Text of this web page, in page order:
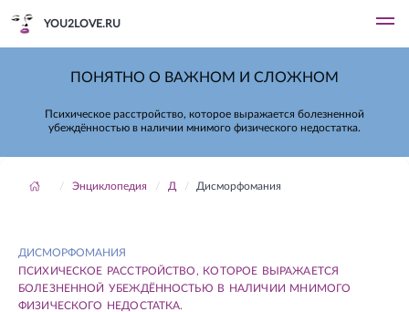
YOU2LOVE.RU
ПОНЯТНО О ВАЖНОМ И СЛОЖНОМ
Психическое расстройство, которое выражается болезненной
убеждённостью в наличии мнимого физического недостатка.
Энциклопедия Д Дисморфомания
ДИСМОРФОМАНИЯ
ПСИХИЧЕСКОЕ РАССТРОЙСТВО, КОТОРОЕ ВЫРАЖАЕТСЯ
БОЛЕЗНЕННОЙ УБЕЖДЁННОСТЬЮ В НАЛИЧИИ МНИМОГО
ФИЗИЧЕСКОГО НЕДОСТАТКА.